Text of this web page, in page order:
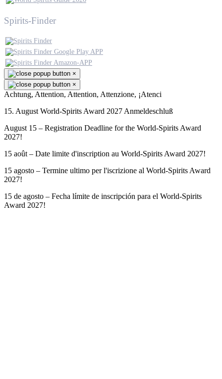
Spirits-Finder
×
×
Achtung, Attention, Attention, Attenzione, ¡Atenci
15. August World-Spirits Award 2027 Anmeldeschluß
August 15 – Registration Deadline for the World-Spirits Award
2027!
15 août – Date limite d'inscription au World-Spirits Award 2027!
15 agosto – Termine ultimo per l'iscrizione al World-Spirits Award
2027!
15 de agosto – Fecha límite de inscripción para el World-Spirits
Award 2027!